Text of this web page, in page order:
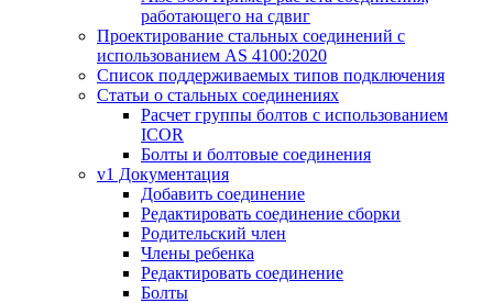
работающего на сдвиг
Проектирование стальных соединений с
использованием AS 4100:2020
Список поддерживаемых типов подключения
Статьи о стальных соединениях
Расчет группы болтов с использованием
ICOR
Болты и болтовые соединения
v1 Документация
Добавить соединение
Редактировать соединение сборки
Родительский член
Члены ребенка
Редактировать соединение
Болты